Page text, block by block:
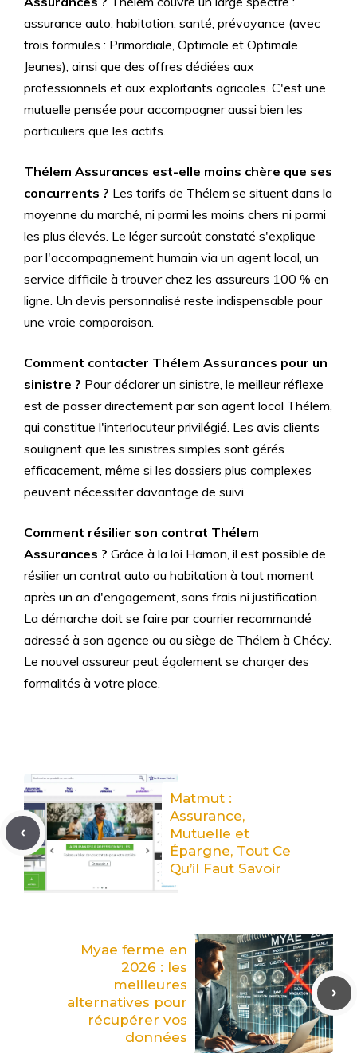
assurance auto, habitation, santé, prévoyance (avec
trois formules : Primordiale, Optimale et Optimale
Jeunes), ainsi que des offres dédiées aux
professionnels et aux exploitants agricoles. C'est une
mutuelle pensée pour accompagner aussi bien les
particuliers que les actifs.
Thélem Assurances est-elle moins chère que ses
concurrents ? Les tarifs de Thélem se situent dans la
moyenne du marché, ni parmi les moins chers ni parmi
les plus élevés. Le léger surcoût constaté s'explique
par l'accompagnement humain via un agent local, un
service difficile à trouver chez les assureurs 100 % en
ligne. Un devis personnalisé reste indispensable pour
une vraie comparaison.
Comment contacter Thélem Assurances pour un
sinistre ? Pour déclarer un sinistre, le meilleur réflexe
est de passer directement par son agent local Thélem,
qui constitue l'interlocuteur privilégié. Les avis clients
soulignent que les sinistres simples sont gérés
efficacement, même si les dossiers plus complexes
peuvent nécessiter davantage de suivi.
Comment résilier son contrat Thélem
Assurances ? Grâce à la loi Hamon, il est possible de
résilier un contrat auto ou habitation à tout moment
après un an d'engagement, sans frais ni justification.
La démarche doit se faire par courrier recommandé
adressé à son agence ou au siège de Thélem à Chécy.
Le nouvel assureur peut également se charger des
formalités à votre place.
Matmut :
Assurance,
Mutuelle et
Épargne, Tout Ce
Qu’il Faut Savoir
Myae ferme en
2026 : les
meilleures
alternatives pour
récupérer vos
données